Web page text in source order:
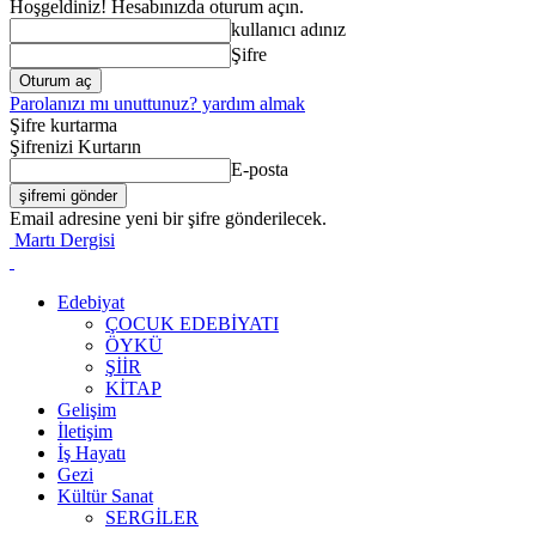
Hoşgeldiniz! Hesabınızda oturum açın.
kullanıcı adınız
Şifre
Parolanızı mı unuttunuz? yardım almak
Şifre kurtarma
Şifrenizi Kurtarın
E-posta
Email adresine yeni bir şifre gönderilecek.
Martı Dergisi
Edebiyat
ÇOCUK EDEBIYATI
ÖYKÜ
ŞIIR
KITAP
Gelişim
İletişim
İş Hayatı
Gezi
Kültür Sanat
SERGILER